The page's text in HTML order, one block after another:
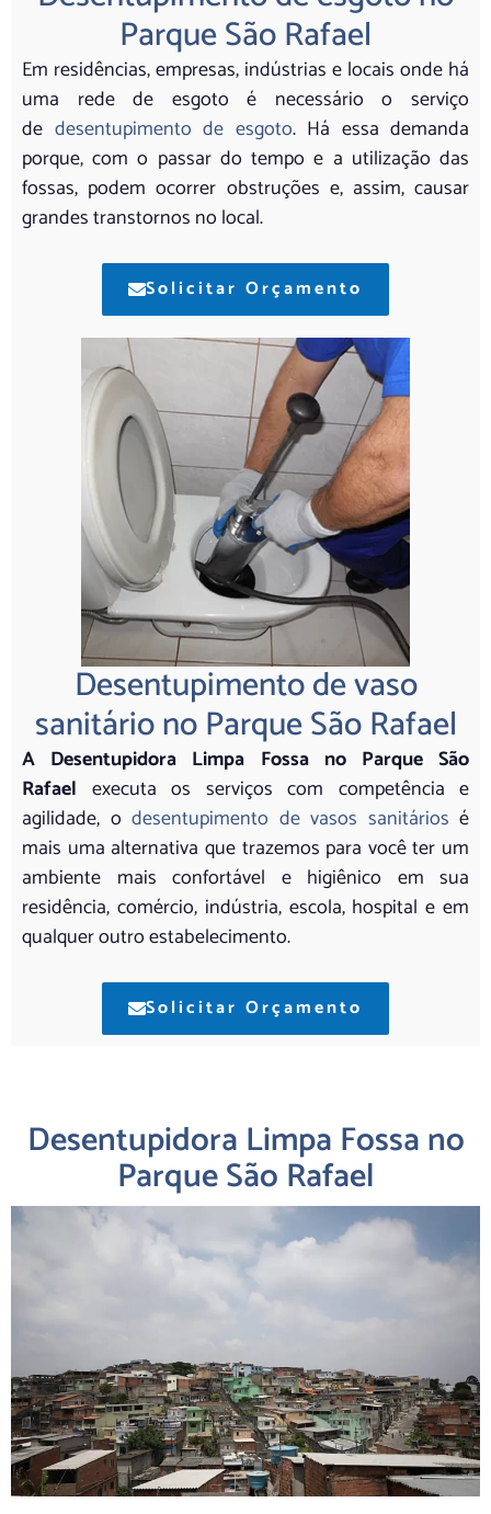
Parque São Rafael
Em residências, empresas, indústrias e locais onde há
uma rede de esgoto é necessário o serviço
de desentupimento de esgoto. Há essa demanda
porque, com o passar do tempo e a utilização das
fossas, podem ocorrer obstruções e, assim, causar
grandes transtornos no local.
Solicitar Orçamento
Desentupimento de vaso
sanitário no Parque São Rafael
A Desentupidora Limpa Fossa no Parque São
Rafael executa os serviços com competência e
agilidade, o desentupimento de vasos sanitários é
mais uma alternativa que trazemos para você ter um
ambiente mais confortável e higiênico em sua
residência, comércio, indústria, escola, hospital e em
qualquer outro estabelecimento.
Solicitar Orçamento
Desentupidora Limpa Fossa no
Parque São Rafael